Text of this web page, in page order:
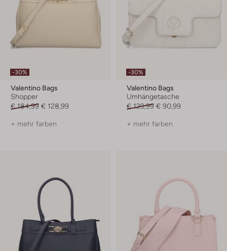
-30%
Valentino Bags
Shopper
€ 184,99 € 128,99
+ mehr farben
-30%
Valentino Bags
Umhängetasche
€ 129,99 € 90,99
+ mehr farben